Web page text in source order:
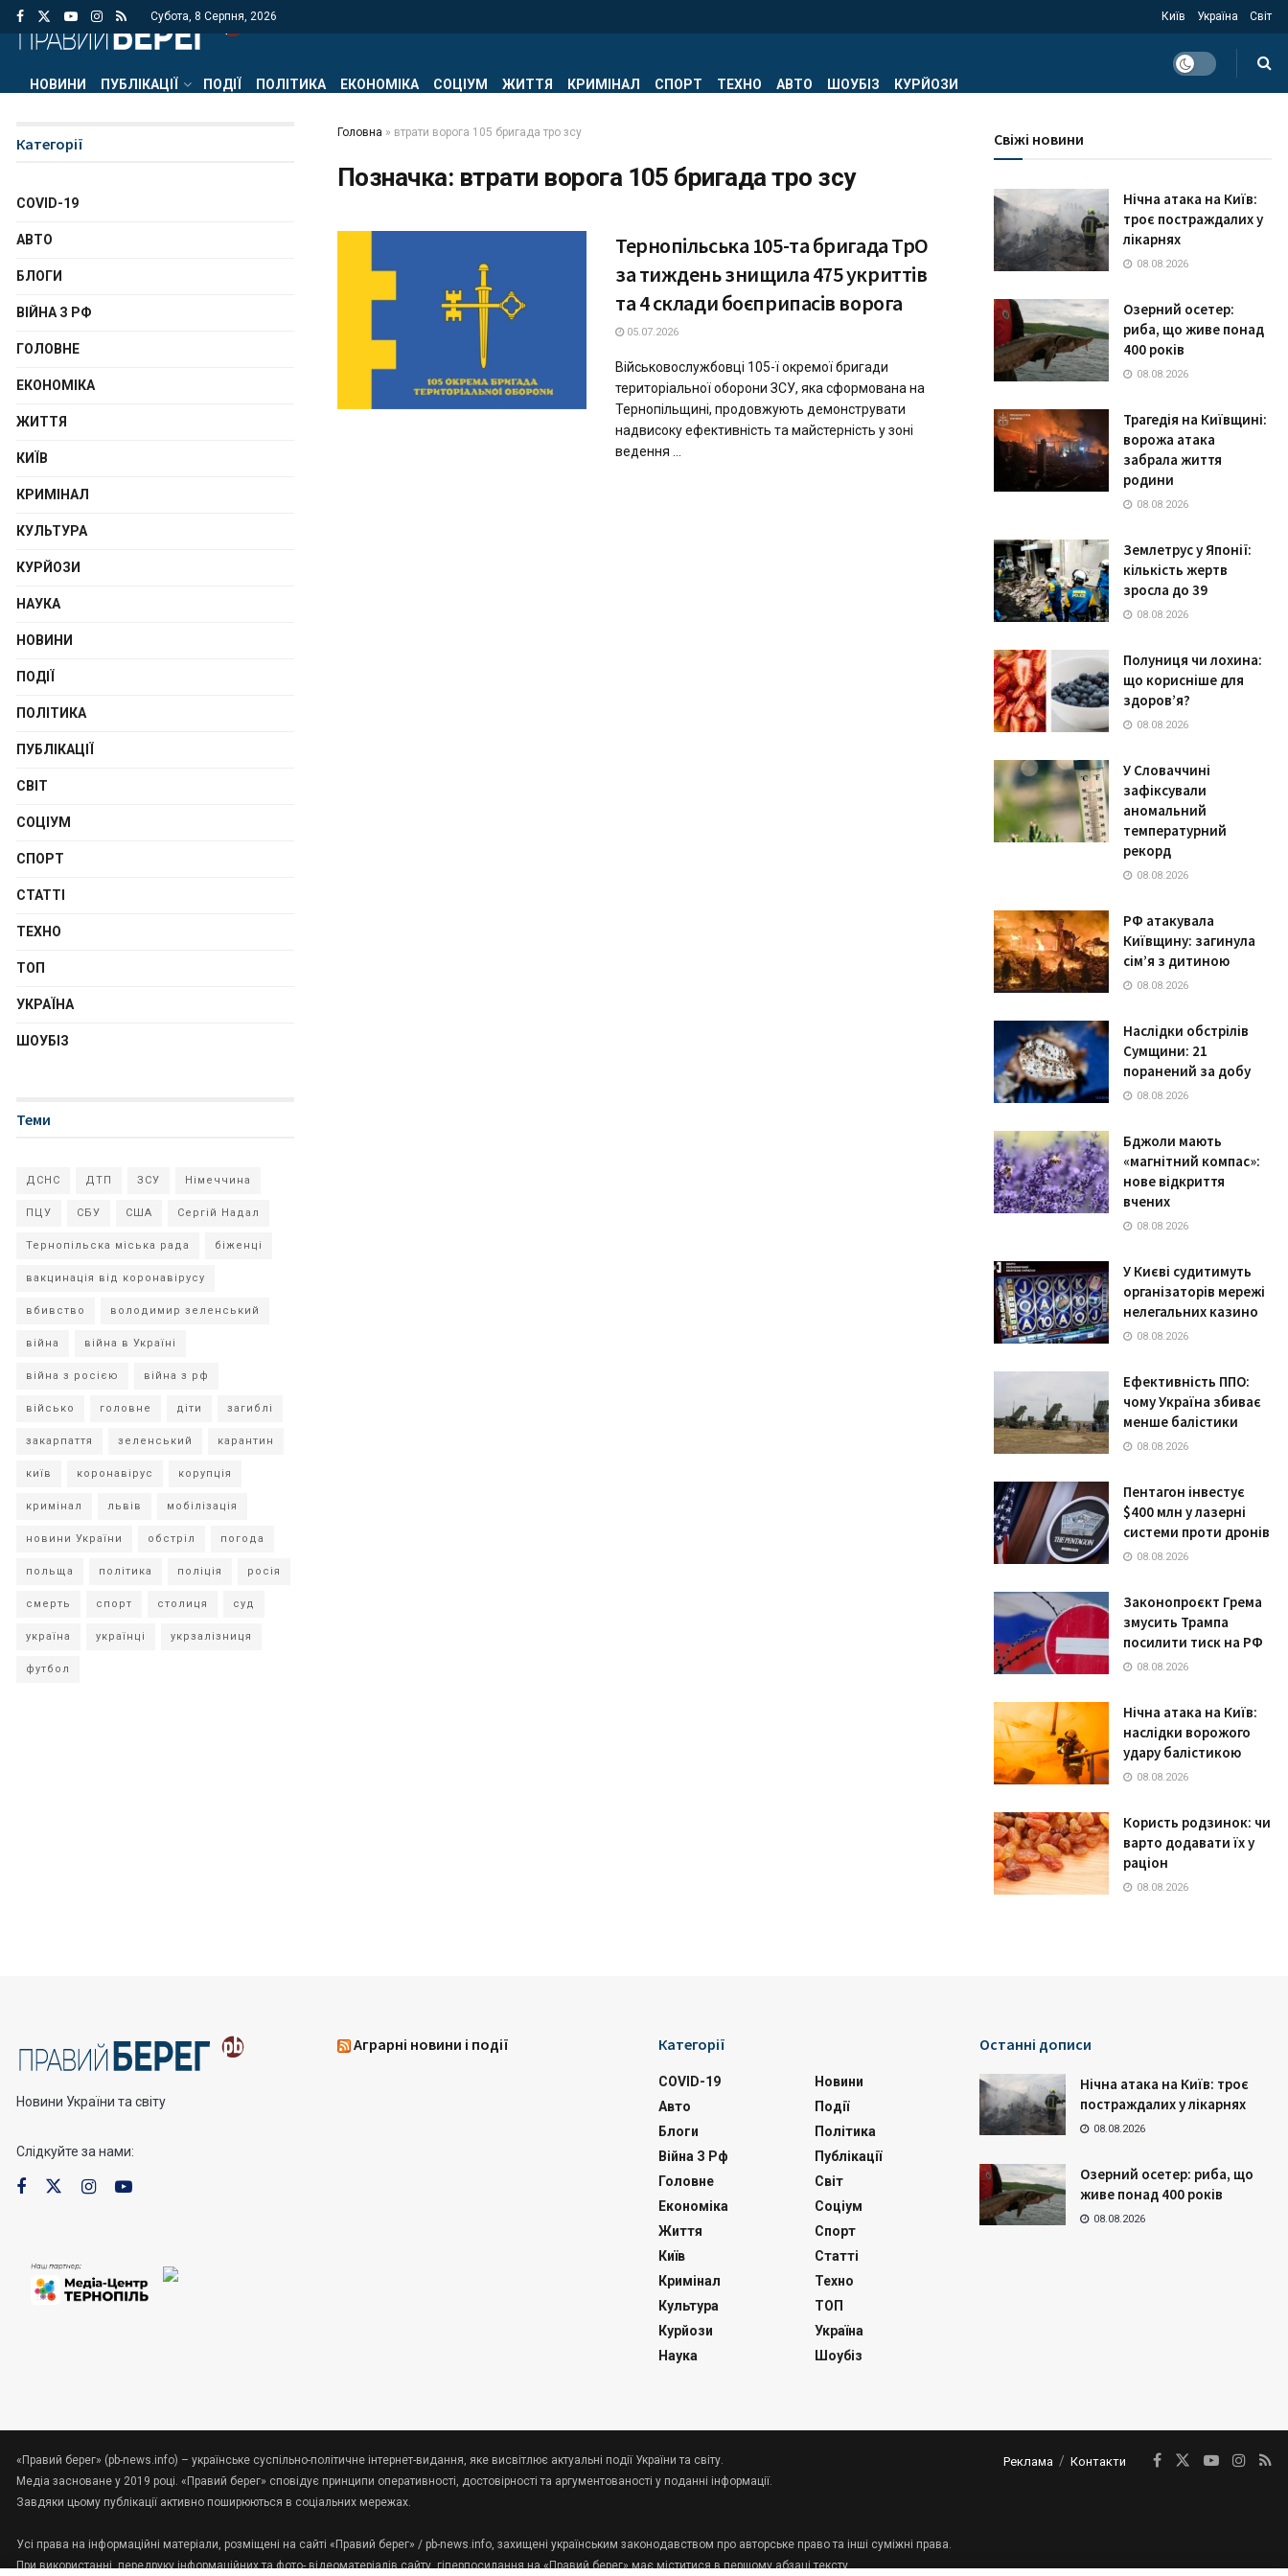
Субота, 8 Серпня, 2026 Київ Україна Світ
НОВИНИ ПУБЛІКАЦІЇ ПОДІЇ ПОЛІТИКА ЕКОНОМІКА СОЦІУМ ЖИТТЯ КРИМІНАЛ СПОРТ ТЕХНО АВТО ШОУБІЗ КУРЙОЗИ
Головна » втрати ворога 105 бригада тро зсу
Позначка: втрати ворога 105 бригада тро зсу
Тернопільська 105-та бригада ТрО
за тиждень знищила 475 укриттів
та 4 склади боєприпасів ворога
05.07.2026
Військовослужбовці 105-ї окремої бригади
територіальної оборони ЗСУ, яка сформована на
Тернопільщині, продовжують демонструвати
надвисоку ефективність та майстерність у зоні
ведення ...
Категорії
COVID-19
АВТО
БЛОГИ
ВІЙНА З РФ
ГОЛОВНЕ
ЕКОНОМІКА
ЖИТТЯ
КИЇВ
КРИМІНАЛ
КУЛЬТУРА
КУРЙОЗИ
НАУКА
НОВИНИ
ПОДІЇ
ПОЛІТИКА
ПУБЛІКАЦІЇ
СВІТ
СОЦІУМ
СПОРТ
СТАТТІ
ТЕХНО
ТОП
УКРАЇНА
ШОУБІЗ
Теми
ДСНС ДТП ЗСУ Німеччина
ПЦУ СБУ США Сергій Надал
Тернопільска міська рада біженці
вакцинація від коронавірусу
вбивство володимир зеленський
війна війна в Україні
війна з росією війна з рф
військо головне діти загиблі
закарпаття зеленський карантин
київ коронавірус корупція
кримінал львів мобілізація
новини України обстріл погода
польща політика поліція росія
смерть спорт столиця суд
україна українці укрзалізниця
футбол
Свіжі новини
Нічна атака на Київ:
троє постраждалих у
лікарнях
08.08.2026
Озерний осетер:
риба, що живе понад
400 років
08.08.2026
Трагедія на Київщині:
ворожа атака
забрала життя
родини
08.08.2026
Землетрус у Японії:
кількість жертв
зросла до 39
08.08.2026
Полуниця чи лохина:
що корисніше для
здоров’я?
08.08.2026
У Словаччині
зафіксували
аномальний
температурний
рекорд
08.08.2026
РФ атакувала
Київщину: загинула
сім’я з дитиною
08.08.2026
Наслідки обстрілів
Сумщини: 21
поранений за добу
08.08.2026
Бджоли мають
«магнітний компас»:
нове відкриття
вчених
08.08.2026
У Києві судитимуть
організаторів мережі
нелегальних казино
08.08.2026
Ефективність ППО:
чому Україна збиває
менше балістики
08.08.2026
Пентагон інвестує
$400 млн у лазерні
системи проти дронів
08.08.2026
Законопроєкт Грема
змусить Трампа
посилити тиск на РФ
08.08.2026
Нічна атака на Київ:
наслідки ворожого
удару балістикою
08.08.2026
Користь родзинок: чи
варто додавати їх у
раціон
08.08.2026
Новини України та світу
Слідкуйте за нами:
Аграрні новини і події Категорії
COVID-19
Авто
Блоги
Війна З Рф
Головне
Економіка
Життя
Київ
Кримінал
Культура
Курйози
Наука
Новини
Події
Політика
Публікації
Світ
Соціум
Спорт
Статті
Техно
ТОП
Україна
Шоубіз
Останні дописи
Нічна атака на Київ: троє
постраждалих у лікарнях
08.08.2026
Озерний осетер: риба, що
живе понад 400 років
08.08.2026
Реклама Контакти
«Правий берег» (pb-news.info) – українське суспільно-політичне інтернет-видання, яке висвітлює актуальні події України та світу.
Медіа засноване у 2019 році. «Правий берег» сповідує принципи оперативності, достовірності та аргументованості у поданні інформації.
Завдяки цьому публікації активно поширюються в соціальних мережах.
Усі права на інформаційні матеріали, розміщені на сайті «Правий берег» / pb-news.info, захищені українським законодавством про авторське право та інші суміжні права.
При використанні, передруку інформаційних та фото-,відеоматеріалів сайту, гіперпосилання на «Правий берег» має міститися в першому абзаці тексту.